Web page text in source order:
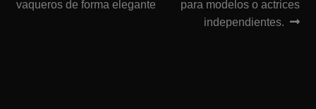
vaqueros de forma elegante
para modelos o actrices
independientes.